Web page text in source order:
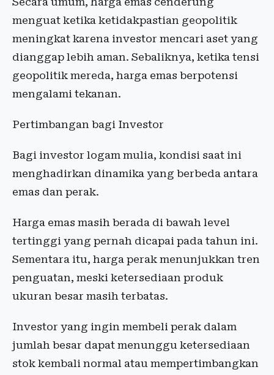
menguat ketika ketidakpastian geopolitik
meningkat karena investor mencari aset yang
dianggap lebih aman. Sebaliknya, ketika tensi
geopolitik mereda, harga emas berpotensi
mengalami tekanan.
Pertimbangan bagi Investor
Bagi investor logam mulia, kondisi saat ini
menghadirkan dinamika yang berbeda antara
emas dan perak.
Harga emas masih berada di bawah level
tertinggi yang pernah dicapai pada tahun ini.
Sementara itu, harga perak menunjukkan tren
penguatan, meski ketersediaan produk
ukuran besar masih terbatas.
Investor yang ingin membeli perak dalam
jumlah besar dapat menunggu ketersediaan
stok kembali normal atau mempertimbangkan